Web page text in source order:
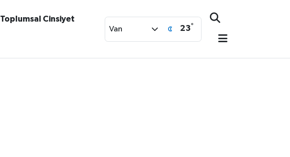
Toplumsal Cinsiyet
Van 23°